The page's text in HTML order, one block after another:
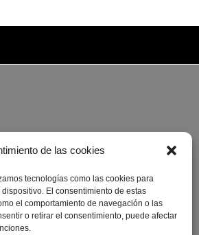
de las cookies
tecnologías como las cookies para
El consentimiento de estas
el comportamiento de navegación o las
o retirar el consentimiento, puede afectar